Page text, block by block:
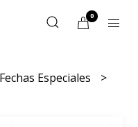
0
Fechas Especiales